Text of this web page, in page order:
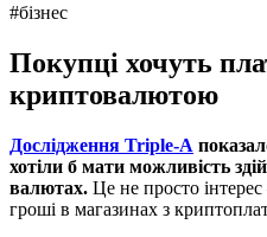
#бізнес
Покупці хочуть
криптовалютою
Дослідження Triple-A
хотіли б мати можливість
валютах. Це не просто
гроші в магазинах з